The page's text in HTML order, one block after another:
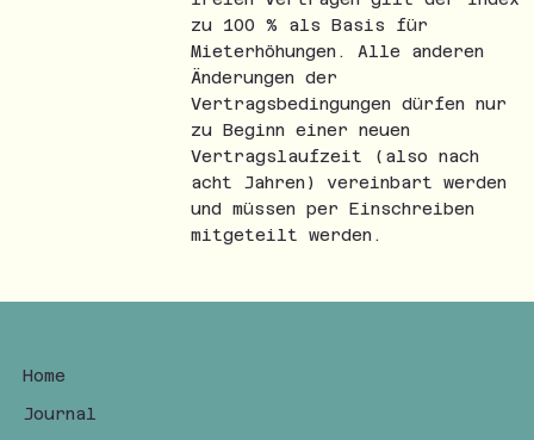
zu 100 % als Basis für
Mieterhöhungen. Alle anderen
Änderungen der
Vertragsbedingungen dürfen nur
zu Beginn einer neuen
Vertragslaufzeit (also nach
acht Jahren) vereinbart werden
und müssen per Einschreiben
mitgeteilt werden.
Home
Journal